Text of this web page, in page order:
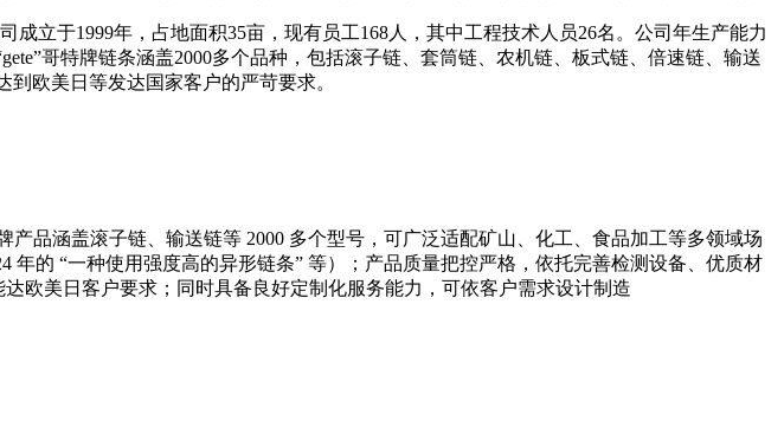
立于1999年，占地面积35亩，现有员工168人，其中工程技术人员26名。公司年生产能力
哥特牌链条涵盖2000多个品种，包括滚子链、套筒链、农机链、板式链、倍速链、输送
欧美日等发达国家客户的严苛要求。
品涵盖滚子链、输送链等 2000 多个型号，可广泛适配矿山、化工、食品加工等多领域场
的 “一种使用强度高的异形链条” 等）；产品质量把控严格，依托完善检测设备、优质材
欧美日客户要求；同时具备良好定制化服务能力，可依客户需求设计制造